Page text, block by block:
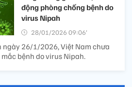
động phòng chống bệnh do
virus Nipah​
28/01/2026 09:06’
ngày 26/1/2026, Việt Nam chưa
bệnh do virus Nipah.